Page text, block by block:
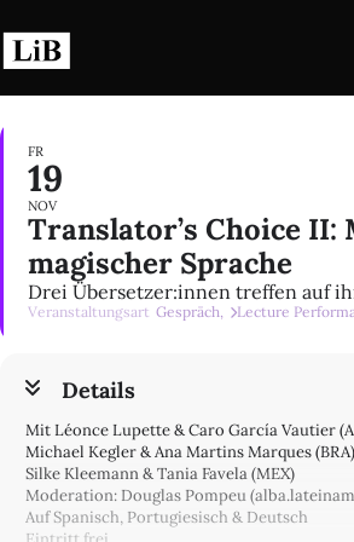
Inhalt
springen
FR
19
NOV
Translator’s Choice II:
magischer Sprache
Drei Übersetzer:innen treffen auf
Veranstaltungsart Gespräch, Lecture
Details
Mit Léonce Lupette & Caro García Vautier
Michael Kegler & Ana Martins Marques (BRA)
Silke Kleemann & Tania Favela (MEX)
Moderation: Douglas Pompeu
Auf Spanisch, Portugiesisch & Deutsch